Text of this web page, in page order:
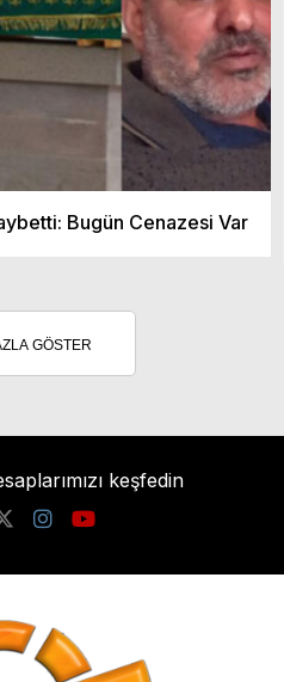
Bugün Cenazesi Var
GÖSTER
keşfedin